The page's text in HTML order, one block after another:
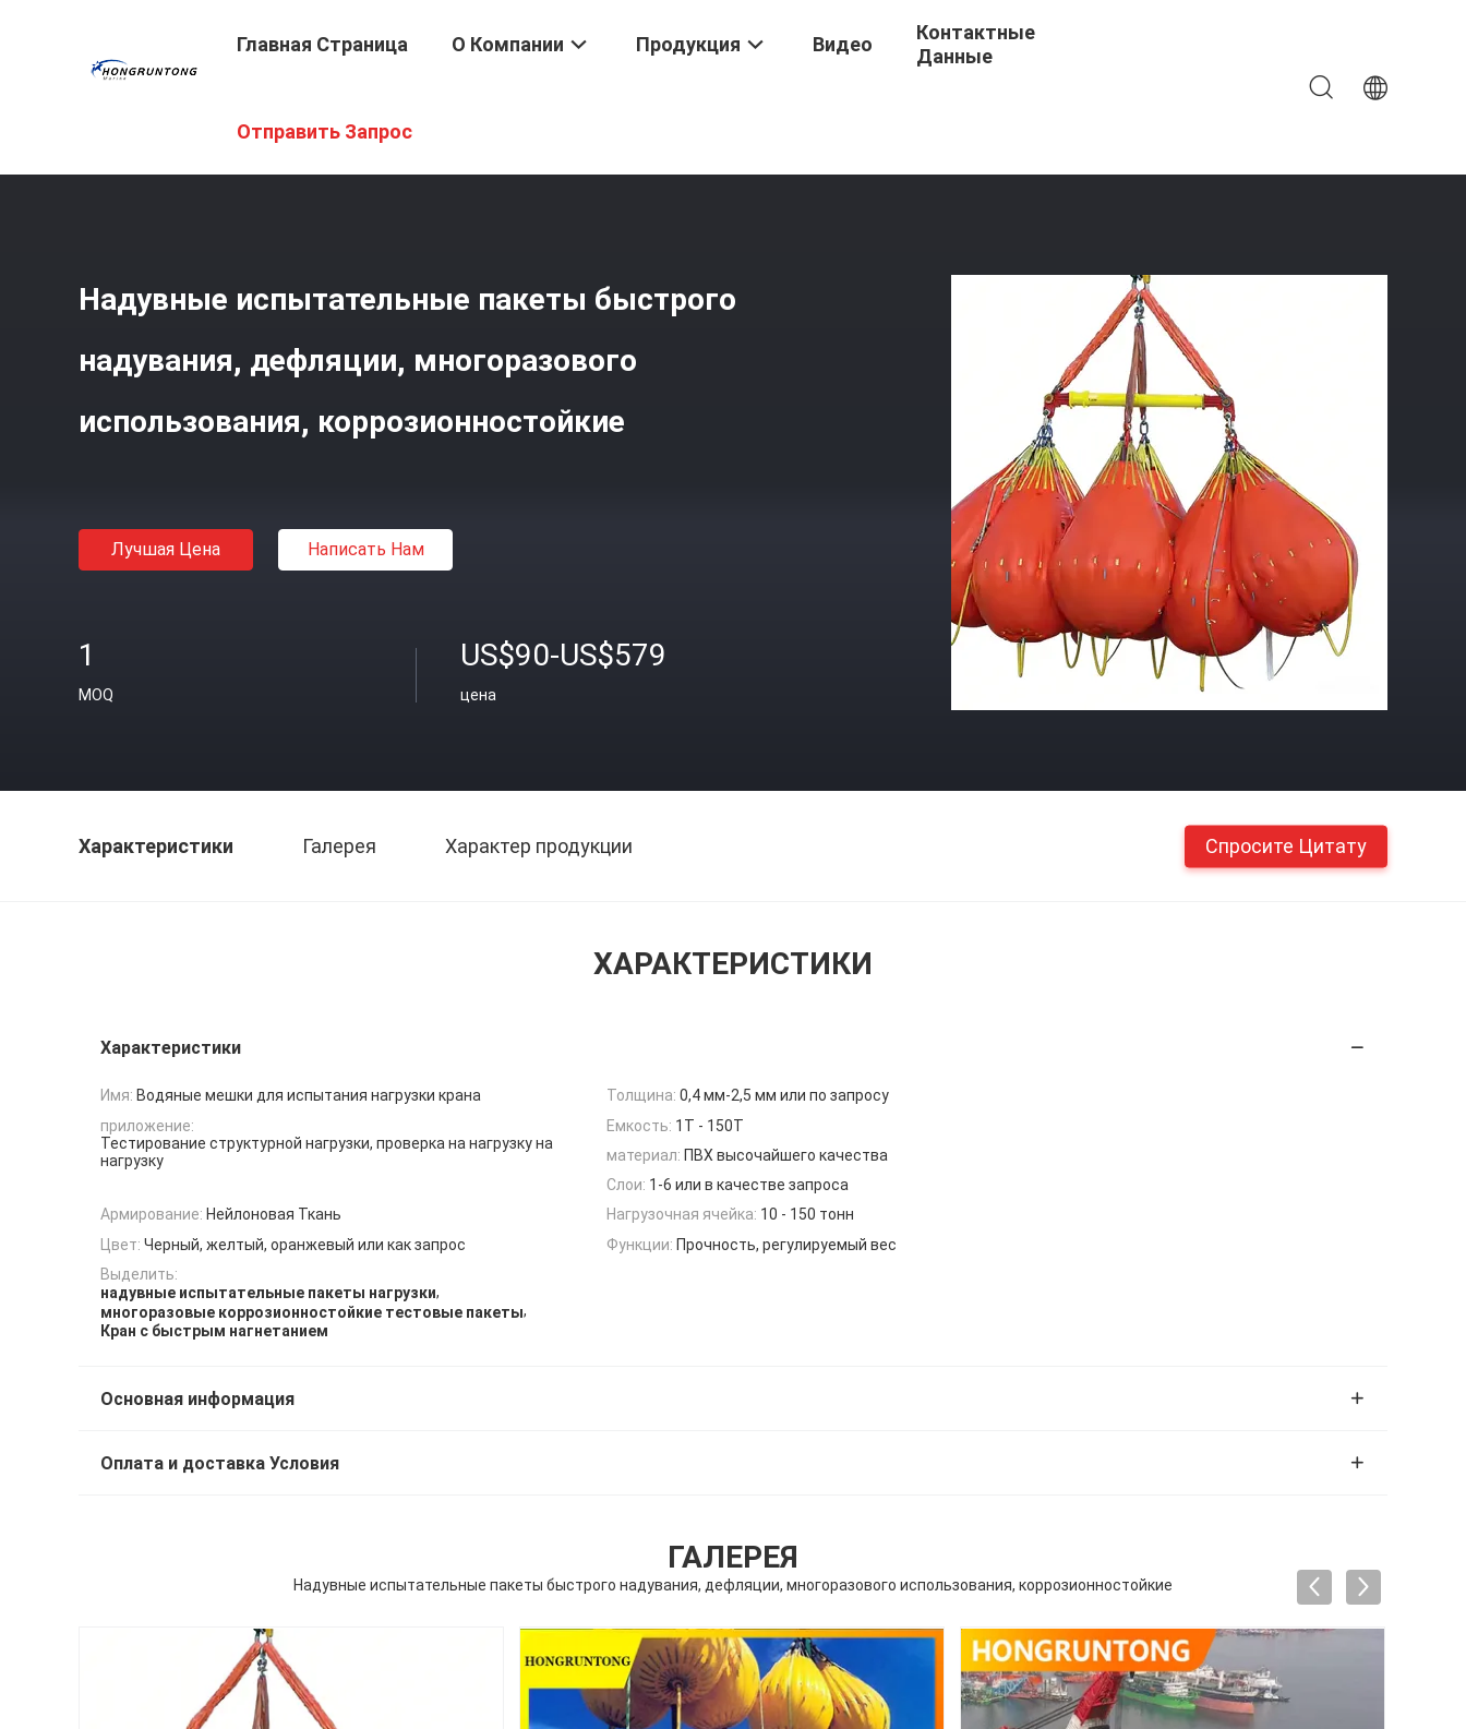
Главная Страница О Компании Продукция Видео
Контактные
Данные
Отправить Запрос
Использования, Коррозионностойкие
Надувные испытательные пакеты быстрого
надувания, дефляции, многоразового
использования, коррозионностойкие
Лучшая Цена Написать Нам
1
MOQ
US$90-US$579
цена
Характеристики Галерея Характер продукции Спросите Цитату
ХАРАКТЕРИСТИКИ
Характеристики
Имя: Водяные мешки для испытания нагрузки крана Толщина: 0,4 мм-2,5 мм или по запросу
приложение:
Тестирование структурной нагрузки, проверка на нагрузку на
нагрузку
Емкость: 1Т - 150Т
материал: ПВХ высочайшего качества
Слои: 1-6 или в качестве запроса
Армирование: Нейлоновая Ткань Нагрузочная ячейка: 10 - 150 тонн
Цвет: Черный, желтый, оранжевый или как запрос Функции: Прочность, регулируемый вес
Выделить:
надувные испытательные пакеты нагрузки,
многоразовые коррозионностойкие тестовые пакеты,
Кран с быстрым нагнетанием
Основная информация
Оплата и доставка Условия
ГАЛЕРЕЯ
Надувные испытательные пакеты быстрого надувания, дефляции, многоразового использования, коррозионностойкие